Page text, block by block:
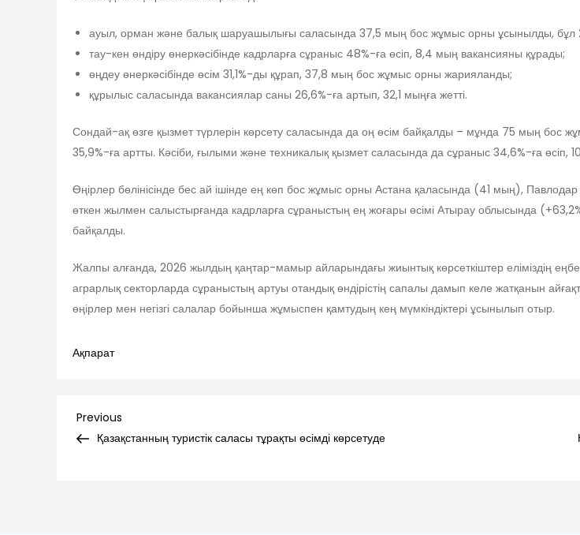
ауыл, орман және балық шаруашылығы саласында 37,5 мың бос жұмыс орны ұсынылды, бұл
тау-кен өндіру өнеркәсібінде кадрларға сұраныс 48%-ға өсіп, 8,4 мың вакансияны құрады;
өңдеу өнеркәсібінде өсім 31,1%-ды құрап, 37,8 мың бос жұмыс орны жарияланды;
құрылыс саласында вакансиялар саны 26,6%-ға артып, 32,1 мыңға жетті.
Сондай-ақ өзге қызмет түрлерін көрсету саласында да оң өсім байқалды – мұнда 75 мың бос
35,9%-ға артты. Кәсіби, ғылыми және техникалық қызмет саласында да сұраныс 34,6%-ға өсіп,
Өңірлер бөлінісінде бес ай ішінде ең көп бос жұмыс орны Астана қаласында (41 мың),
өткен жылмен салыстырғанда кадрларға сұраныстың ең жоғары өсімі Атырау облысында
байқалды.
Жалпы алғанда, 2026 жылдың қаңтар-мамыр айларындағы жиынтық көрсеткіштер еліміздің
аграрлық секторларда сұраныстың артуы отандық өндірістің сапалы дамып келе жатқанын
өңірлер мен негізгі салалар бойынша жұмыспен қамтудың кең мүмкіндіктері ұсынылып отыр.
Ақпарат
Навигация
Previous
Post
Previous
Қазақстанның туристік саласы тұрақты өсімді көрсетуде